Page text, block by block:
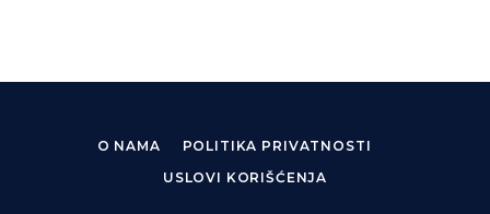
O NAMA
POLITIKA PRIVATNOSTI
USLOVI KORIŠĆENJA